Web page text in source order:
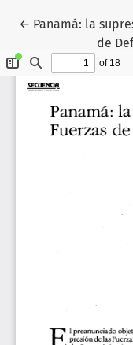
← Volver a los
Panamá: la
de